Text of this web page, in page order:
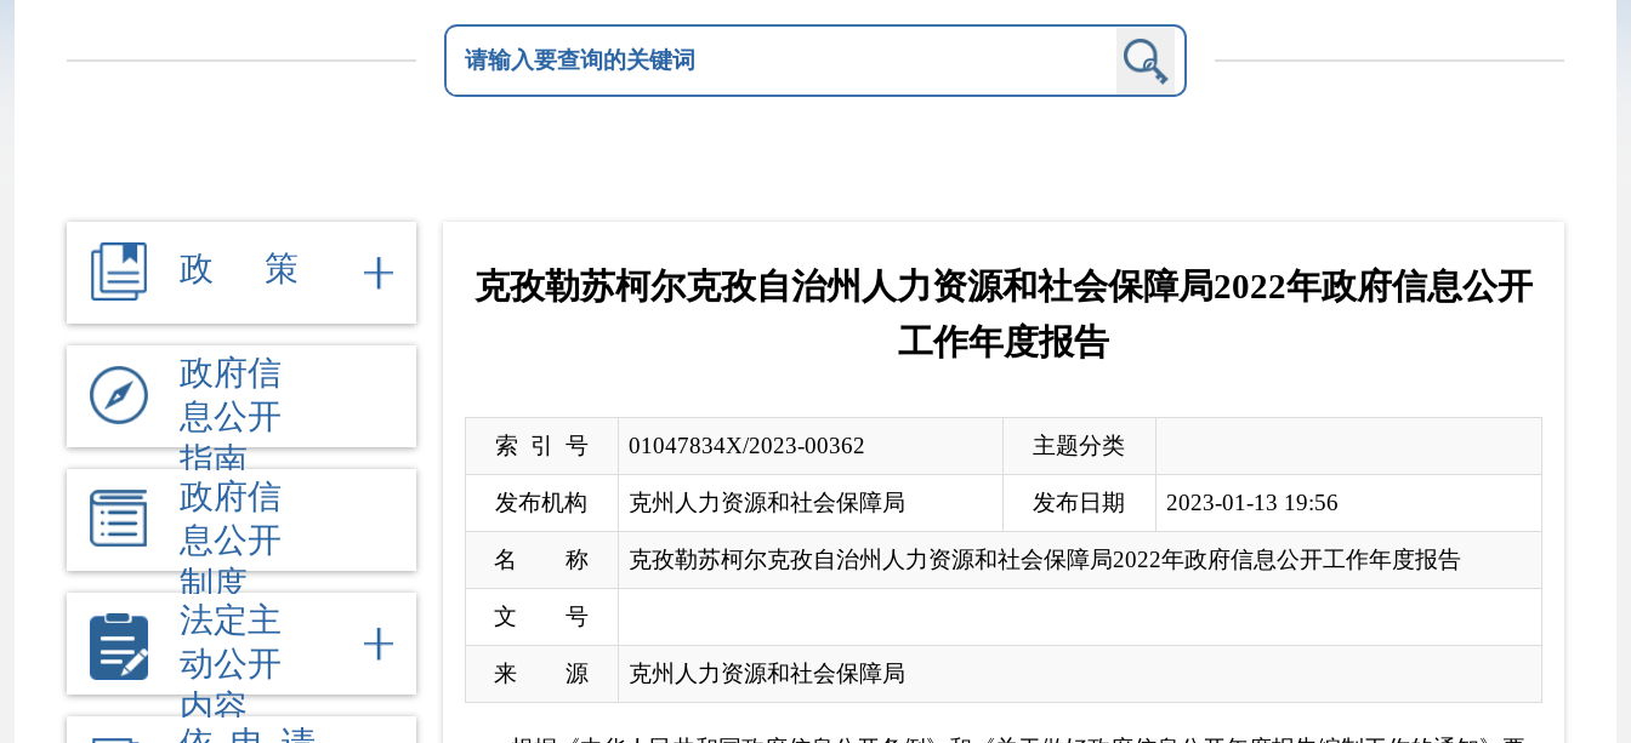
政府信
息公开
指南
政府信
息公开
制度
法定主
动公开
内容
依 申 请
公 开
政府信
息公开
年报
2025年
索 引 号 01047834X/2023-00362 主题分类
发布机构 发布日期 2023-01-13 19:56
文 号
来 源 克州人力资源和社会保障局
根据《中华人民共和国政府信息公开条例》和《关于做好政府信息公开年度报告编制工作的通知》要
求，克孜勒苏柯尔克孜自治州人力资源和社会保障局（以下简称克州人社局）高度重视，结合人社实际，
形成本单位2022年政府信息公开工作年度报告。本报告由总体情况、主动公开政府信息情况、收到和处理
政府信息公开申请情况、政府信息公开行政复议、行政诉讼情况、存在的主要问题及改进情况以及其他需
要报告的事项等6部分组成。报告中所列资料数据的汇总统计期限从2022年1月1日起至2022年12月31日